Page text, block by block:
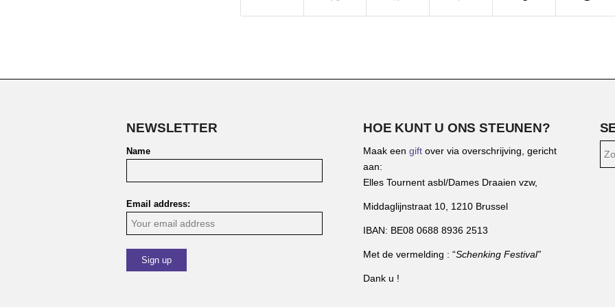
NEWSLETTER
Name
Email address:
HOE KUNT U ONS STEUNEN?
Maak een giftover via overschrijving, gericht
aan:
Elles Tournent asbl/Dames Draaien vzw,
Middaglijnstraat 10, 1210 Brussel
IBAN: BE08 0688 8936 2513
Met de vermelding : “Schenking Festival”
Dank u !